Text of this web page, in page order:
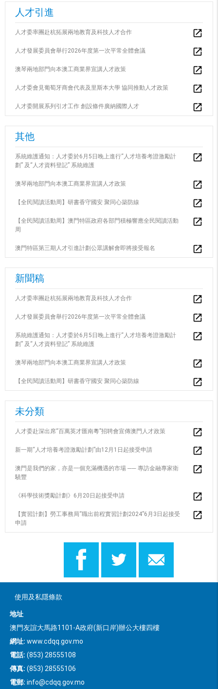
人才引進
人才委率團赴杭拓展兩地教育及科技人才合作
人才發展委員會舉行2026年度第一次平常全體會議
澳琴兩地部門向本澳工商業界宣講人才政策
人才委會見葡萄牙商會代表及里斯本大學 協同推動人才政策
人才委開展系列引才工作 創設條件廣納國際人才
其他
系統維護通知：人才委於6月5日晚上進行“人才培養考證激勵計
劃” 及“人才資料登記” 系統維護
澳琴兩地部門向本澳工商業界宣講人才政策
【全民閱讀活動周】研書香守國安 聚同心築防線
【全民閱讀活動周】澳門特區政府各部門積極響應全民閱讀活動
周
澳門特區第三期人才引進計劃公眾講解會即將接受報名
新聞稿
人才委率團赴杭拓展兩地教育及科技人才合作
人才發展委員會舉行2026年度第一次平常全體會議
系統維護通知：人才委於6月5日晚上進行“人才培養考證激勵計
劃” 及“人才資料登記” 系統維護
澳琴兩地部門向本澳工商業界宣講人才政策
【全民閱讀活動周】研書香守國安 聚同心築防線
未分類
人才委赴深出席“百萬英才匯南粵”招聘會宣傳澳門人才政策
新一期“人才培養考證激勵計劃”由12月1日起接受申請
澳門是我們的家，亦是一個充滿機遇的市場 ── 專訪金融專家衛
驍豐
《科學技術獎勵計劃》6月20日起接受申請
【實習計劃】勞工事務局“職出前程實習計劃2024”6月3日起接受
申請
使用及私隱條款
地址
澳門友誼大馬路1101-A政府(新口岸)辦公大樓四樓
網址: www.cdqq.gov.mo
電話: (853) 28555108
傳真: (853) 28555106
電郵: info@cdqq.gov.mo